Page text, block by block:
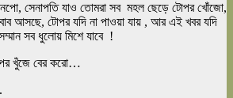
নেপো, সেনাপতি যাও তোমরা সব মহল ছেড়ে টোপর খোঁজো,
আসছে, টোপর যদি না পাওয়া যায় , আর এই খবর যদি
সব ধুলোয় মিশে যাবে !
খুঁজে বের করো…